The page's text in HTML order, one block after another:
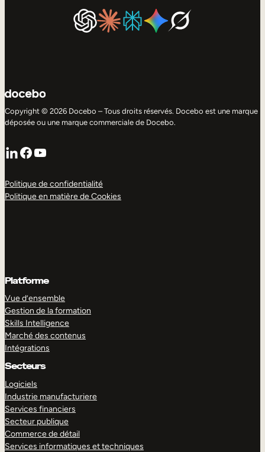
Copyright © 2026 Docebo – Tous droits réservés. Docebo est une marque
déposée ou une marque commerciale de Docebo.
LinkedIn
Facebook
YouTube
Politique de confidentialité
Politique en matière de Cookies
Platforme
Vue d’ensemble
Gestion de la formation
Skills Intelligence
Marché des contenus
Intégrations
Secteurs
Logiciels
Industrie manufacturiere
Services financiers
Secteur publique
Commerce de détail
Services informatiques et techniques